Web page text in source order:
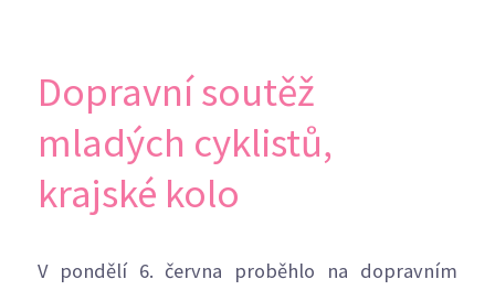
Dopravní soutěž
mladých cyklistů,
krajské kolo
V pondělí 6. června proběhlo na dopravním